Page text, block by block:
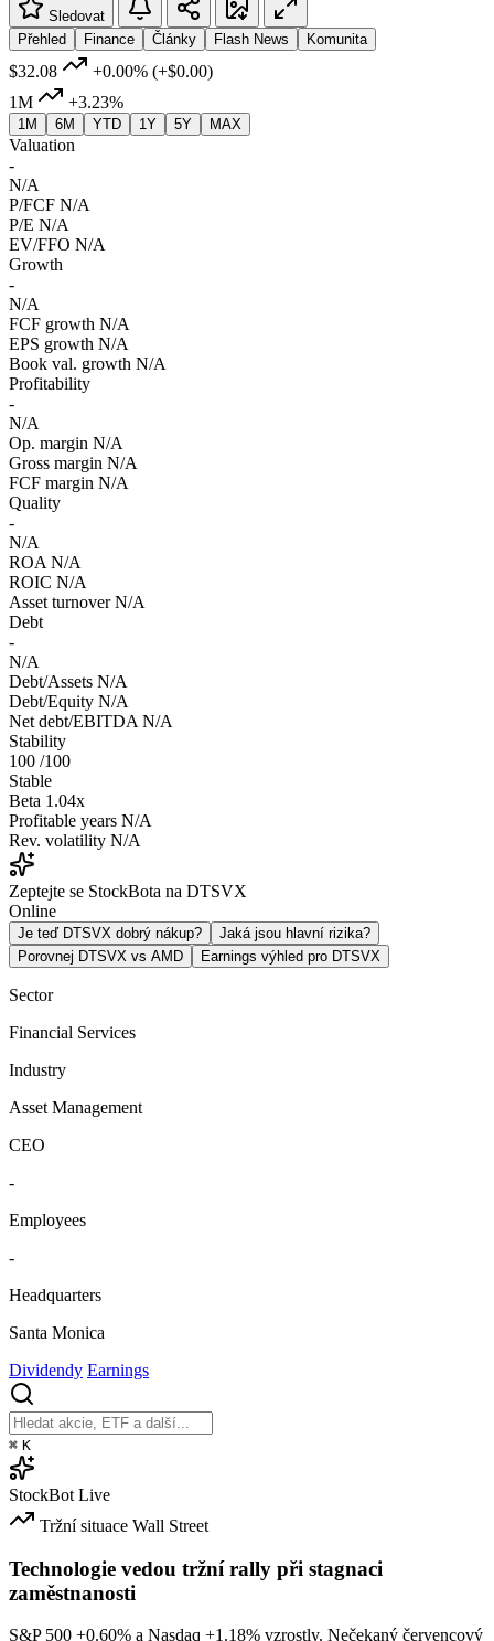
Sledovat
Přehled
Finance Články Flash News Komunita
$32.08 +0.00% (+$0.00)
1M
+3.23%
1M 6M YTD 1Y 5Y MAX
Valuation
-
N/A
P/FCF N/A
P/E N/A
EV/FFO N/A
Growth
-
N/A
FCF growth N/A
EPS growth N/A
Book val. growth N/A
Profitability
-
N/A
Op. margin N/A
Gross margin N/A
FCF margin N/A
Quality
-
N/A
ROA N/A
ROIC N/A
Asset turnover N/A
Debt
-
N/A
Debt/Assets N/A
Debt/Equity N/A
Net debt/EBITDA N/A
Stability
100 /100
Stable
Beta 1.04x
Profitable years N/A
Rev. volatility N/A
Zeptejte se StockBota na DTSVX
Online
Je teď DTSVX dobrý nákup?
Jaká jsou hlavní rizika?
Porovnej DTSVX vs AMD
Earnings výhled pro DTSVX
Sector
Financial Services
Industry
Asset Management
CEO
-
Employees
-
Headquarters
Santa Monica
Dividendy Earnings
⌘ K
StockBot Live
Tržní situace Wall Street
Technologie vedou tržní rally při stagnaci
zaměstnanosti
S&P 500 +0.60% a Nasdaq +1.18% vzrostly. Nečekaný červencový